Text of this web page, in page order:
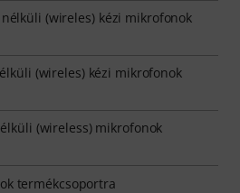
(wireles) kézi mikrofonok
(wireles) kézi mikrofonok
(wireless) mikrofonok
termékcsoportra